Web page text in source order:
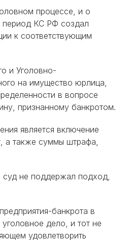
процессе, и о
период КС РФ создал
к соответствующим
и Уголовно-
на имущество юрлица,
в вопросе
признанному банкротом.
является включение
а также суммы штрафа,
суд не поддержал подход,
банкрота в
дело, и тот не
удовлетворить